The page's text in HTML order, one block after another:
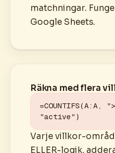
matchningar.
Google Sheets.
Räkna med flera
=COUNTIFS(A:A,
"active")
Varje villkor-
ELLER-logik,